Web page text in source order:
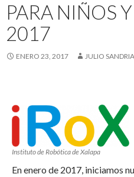
PARA NIÑOS
2017
ENERO 23, 2017 JULIO SANDRIA
Instituto de Robótica de Xalapa
En enero de 2017, iniciamos